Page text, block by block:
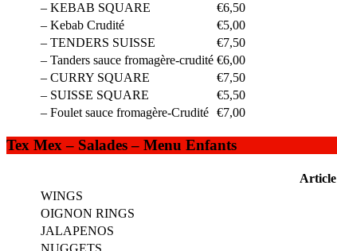
– KEBAB SQUARE
€6,50
– Kebab Crudité
€5,00
– TENDERS SUISSE
€7,50
– Tanders sauce fromagère-crudité €6,00
– CURRY SQUARE
€7,50
– SUISSE SQUARE
€5,50
– Foulet sauce fromagère-Crudité €7,00
Tex Mex – Salades – Menu Enfants
Article
WINGS
OIGNON RINGS
JALAPENOS
NUGGETS